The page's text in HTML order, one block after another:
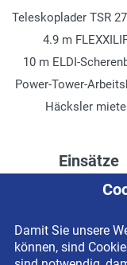
Teleskoplader TSR
4.9 m
10 m ELDI-
Power-Tower-
Häcksler
Einsätze
Höhenzugang
Drainage
Damit Sie unsere
können, sind